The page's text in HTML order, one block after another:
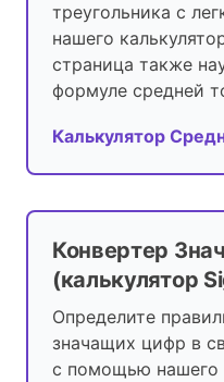
треугольника с
нашего
страница также
формуле средней
Калькулятор
Конвертер
(калькулятор
Определите
значащих цифр в
с помощью нашего